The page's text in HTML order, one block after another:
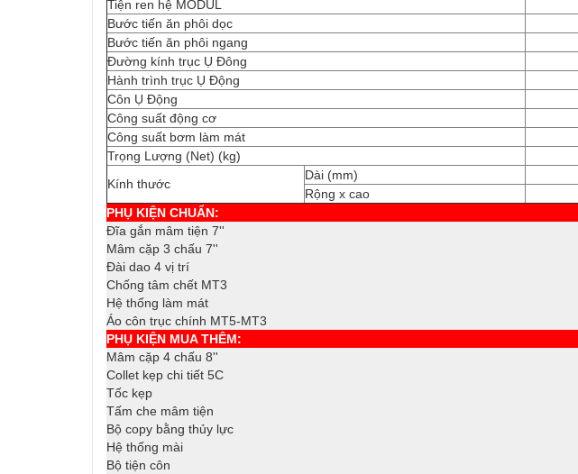
Tiện ren hệ MODUL
Bước tiến ăn phôi dọc
Bước tiến ăn phôi ngang
Đường kính trục Ụ Đông
Hành trình trục Ụ Động
Côn Ụ Động
Công suất động cơ
Công suất bơm làm mát
Trọng Lượng (Net) (kg)
Kính thước
Dài (mm)
Rộng x cao
PHỤ KIỆN CHUẨN:
Đĩa gắn mâm tiện 7''
Mâm cặp 3 chấu 7''
Đài dao 4 vị trí
Chống tâm chết MT3
Hệ thống làm mát
Áo côn trục chính MT5-MT3
PHỤ KIỆN MUA THÊM:
Mâm cặp 4 chấu 8''
Collet kẹp chi tiết 5C
Tốc kẹp
Tấm che mâm tiện
Bộ copy bằng thủy lực
Hệ thống mài
Bộ tiện côn